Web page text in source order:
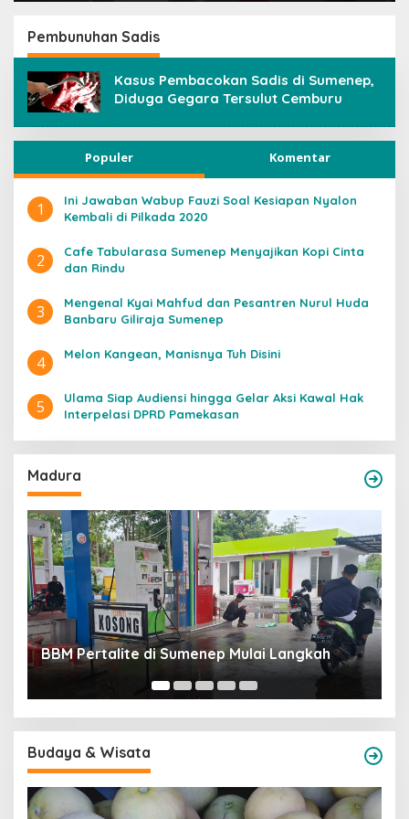
Pembunuhan Sadis
Kasus Pembacokan Sadis di Sumenep,
Diduga Gegara Tersulut Cemburu
Populer Komentar
1
Ini Jawaban Wabup Fauzi Soal Kesiapan Nyalon
Kembali di Pilkada 2020
2
Cafe Tabularasa Sumenep Menyajikan Kopi Cinta
dan Rindu
3
Mengenal Kyai Mahfud dan Pesantren Nurul Huda
Banbaru Giliraja Sumenep
4 Melon Kangean, Manisnya Tuh Disini
5
Ulama Siap Audiensi hingga Gelar Aksi Kawal Hak
Interpelasi DPRD Pamekasan
Madura
BBM Pertalite di Sumenep Mulai Langkah
Terima
Budaya & Wisata